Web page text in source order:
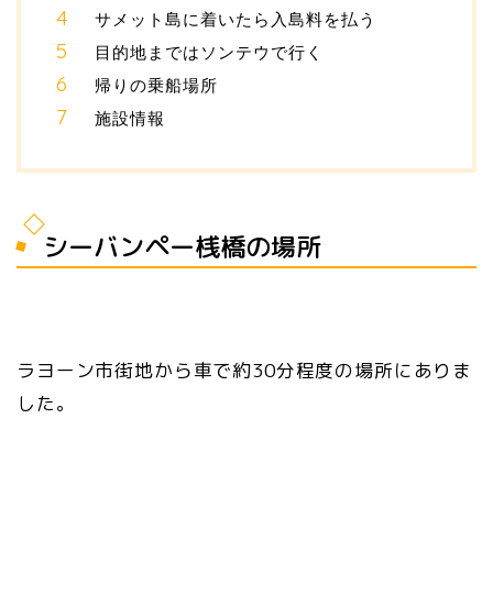
サメット島に着いたら入島料を払う
目的地まではソンテウで行く
帰りの乗船場所
施設情報
シーバンペー桟橋の場所
ラヨーン市街地から車で約30分程度の場所にありま
した。